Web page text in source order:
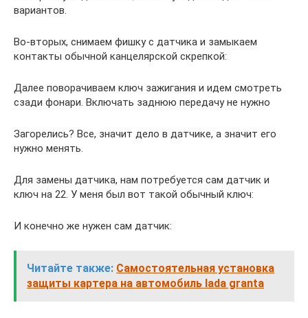
вариантов.
Во-вторых, снимаем фишку с датчика и замыкаем
контакты обычной канцелярской скрепкой:
Далее поворачиваем ключ зажигания и идем смотреть
сзади фонари. Включать заднюю передачу не нужно
Загорелись? Все, значит дело в датчике, а значит его
нужно менять.
Для замены датчика, нам потребуется сам датчик и
ключ на 22. У меня был вот такой обычный ключ:
И конечно же нужен сам датчик:
Читайте также: Самостоятельная установка
защиты картера на автомобиль lada granta